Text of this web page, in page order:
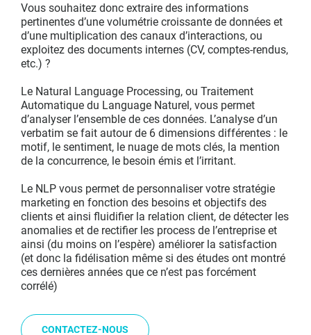
Vous souhaitez donc extraire des informations
pertinentes d’une volumétrie croissante de données et
d’une multiplication des canaux d’interactions, ou
exploitez des documents internes (CV, comptes-rendus,
etc.) ?
Le Natural Language Processing, ou Traitement
Automatique du Language Naturel, vous permet
d’analyser l’ensemble de ces données. L’analyse d’un
verbatim se fait autour de 6 dimensions différentes : le
motif, le sentiment, le nuage de mots clés, la mention
de la concurrence, le besoin émis et l’irritant.
Le NLP vous permet de personnaliser votre stratégie
marketing en fonction des besoins et objectifs des
clients et ainsi fluidifier la relation client, de détecter les
anomalies et de rectifier les process de l’entreprise et
ainsi (du moins on l’espère) améliorer la satisfaction
(et donc la fidélisation même si des études ont montré
ces dernières années que ce n’est pas forcément
corrélé)
CONTACTEZ-NOUS